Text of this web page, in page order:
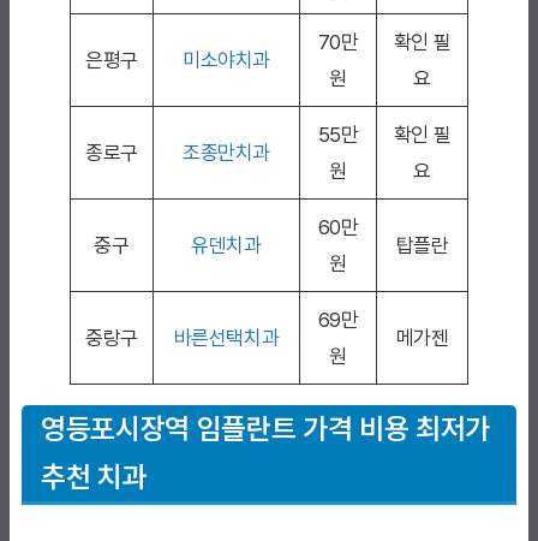
은평구 미소야치과
70만
원
확인 필
요
종로구 조종만치과
55만
원
확인 필
요
중구 유덴치과
60만
원
탑플란
중랑구 바른선택치과
69만
원
메가젠
영등포시장역 임플란트 가격 비용 최저가
추천 치과